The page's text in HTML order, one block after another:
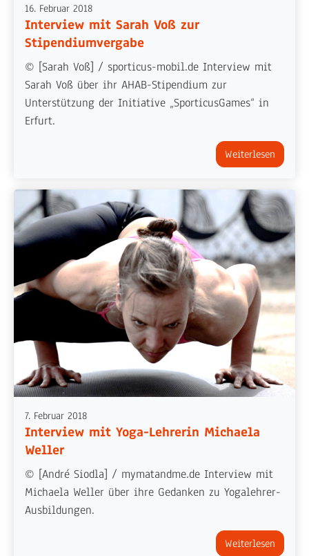
16. Februar 2018
Interview mit Sarah Voß zur
Stipendiumvergabe
© [Sarah Voß] / sporticus-mobil.de Interview mit
Sarah Voß über ihr AHAB-Stipendium zur
Unterstützung der Initiative „SporticusGames“ in
Erfurt.
Weiterlesen
7. Februar 2018
Interview mit Yoga-Lehrerin Michaela
Weller
© [André Siodla] / mymatandme.de Interview mit
Michaela Weller über ihre Gedanken zu Yogalehrer-
Ausbildungen.
Weiterlesen